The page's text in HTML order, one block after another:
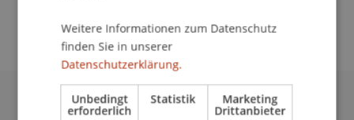
Universität Liechtenstein
Weitere Informationen zum Datenschutz
finden Sie in unserer
Datenschutzerklärung.
Unbedingt
erforderlich
Statistik Marketing
Drittanbieter